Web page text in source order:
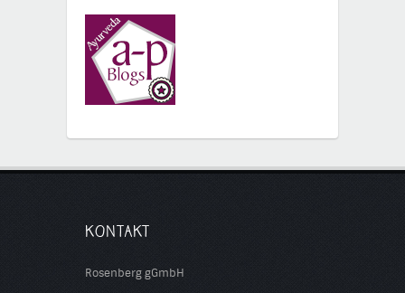
KONTAKT
Rosenberg gGmbH